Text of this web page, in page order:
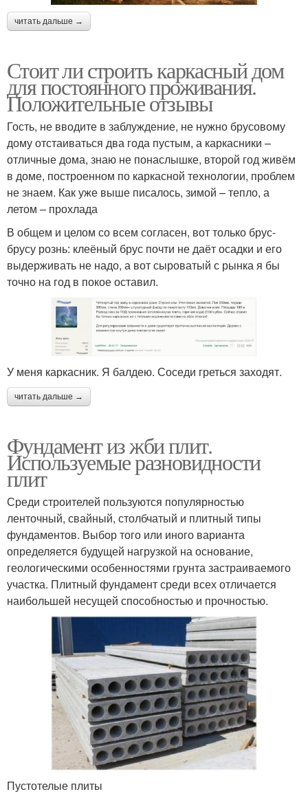
читать дальше →
Стоит ли строить каркасный дом
для постоянного проживания.
Положительные отзывы
Гость, не вводите в заблуждение, не нужно брусовому
дому отстаиваться два года пустым, а каркасники –
отличные дома, знаю не понаслышке, второй год живём
в доме, построенном по каркасной технологии, проблем
не знаем. Как уже выше писалось, зимой – тепло, а
летом – прохлада
В общем и целом со всем согласен, вот только брус-
брусу рознь: клеёный брус почти не даёт осадки и его
выдерживать не надо, а вот сыроватый с рынка я бы
точно на год в покое оставил.
У меня каркасник. Я балдею. Соседи греться заходят.
читать дальше →
Фундамент из жби плит.
Используемые разновидности
плит
Среди строителей пользуются популярностью
ленточный, свайный, столбчатый и плитный типы
фундаментов. Выбор того или иного варианта
определяется будущей нагрузкой на основание,
геологическими особенностями грунта застраиваемого
участка. Плитный фундамент среди всех отличается
наибольшей несущей способностью и прочностью.
Пустотелые плиты